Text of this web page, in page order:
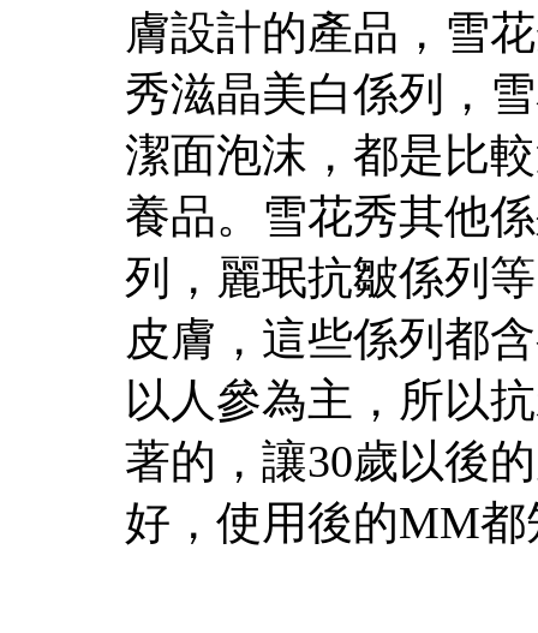
膚設計的產品，雪
秀滋晶美白係列，
潔面泡沫，都是比
養品。雪花秀其他
列，麗珉抗皺係列
皮膚，這些係列都
以人參為主，所以
著的，讓30歲以後
好，使用後的MM